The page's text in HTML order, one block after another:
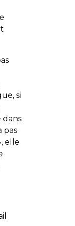
si
dans
pas
elle